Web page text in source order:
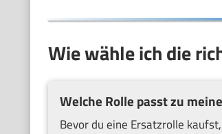
Wie wähle ich die
Welche Rolle passt zu
Bevor du eine Ersatzrolle